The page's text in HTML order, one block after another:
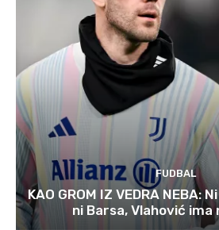
FUDBAL
KAO GROM IZ VEDRA NEBA:
ni Barsa, Vlahović ima